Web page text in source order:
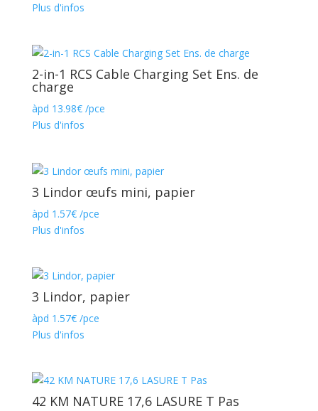
Plus d'infos
2-in-1 RCS Cable Charging Set Ens. de
charge
àpd 13.98€/pce
Plus d'infos
3 Lindor œufs mini, papier
àpd 1.57€/pce
Plus d'infos
3 Lindor, papier
àpd 1.57€/pce
Plus d'infos
42 KM NATURE 17,6 LASURE T Pas